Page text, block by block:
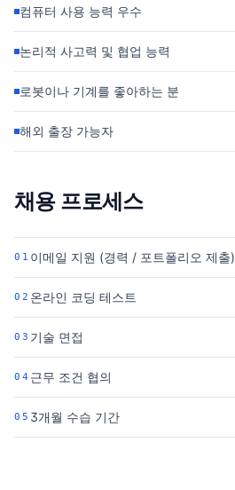
컴퓨터 사용 능력 우수
논리적 사고력 및 협업 능력
로봇이나 기계를 좋아하는 분
해외 출장 가능자
채용 프로세스
01 이메일 지원 (경력 / 포트폴리오 제출)
02 온라인 코딩 테스트
03 기술 면접
04 근무 조건 협의
05 3개월 수습 기간